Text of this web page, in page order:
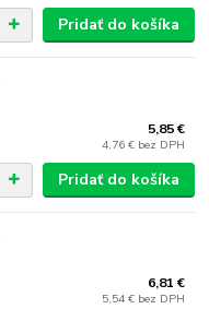
Pridať do košíka
5,85 €
4,76 € bez DPH
Pridať do košíka
6,81 €
5,54 € bez DPH